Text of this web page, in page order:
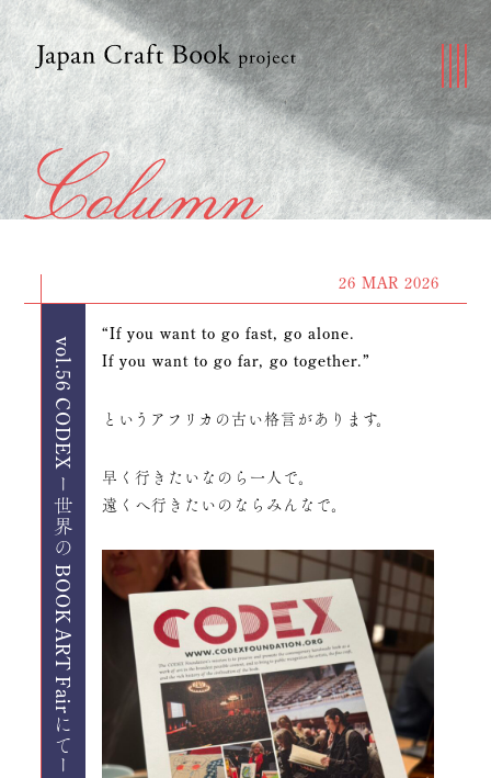
26 MAR 2026
vol.56 CODEX ー世界の BOOK ART Fairにてー
“If you want to go fast, go alone.
If you want to go far, go together.”
というアフリカの古い格言があります。
早く行きたいなのら一人で。
遠くへ行きたいのならみんなで。